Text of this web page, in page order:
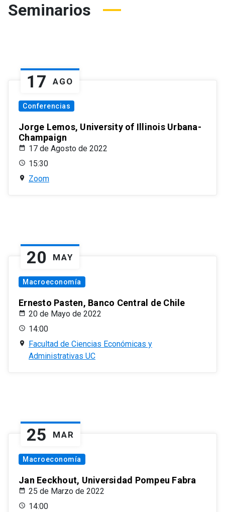
Seminarios
17 AGO
Conferencias
Jorge Lemos, University of Illinois Urbana-
Champaign
17 de Agosto de 2022
15:30
Zoom
20 MAY
Macroeconomía
Ernesto Pasten, Banco Central de Chile
20 de Mayo de 2022
14:00
Facultad de Ciencias Económicas y
Administrativas UC
25 MAR
Macroeconomía
Jan Eeckhout, Universidad Pompeu Fabra
25 de Marzo de 2022
14:00